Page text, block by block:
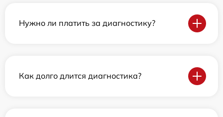
Нужно ли платить за диагностику?
Как долго длится диагностика?